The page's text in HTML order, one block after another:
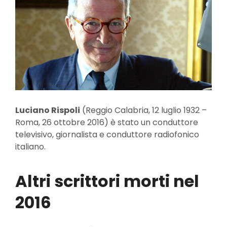
Luciano Rispoli (Reggio Calabria, 12 luglio 1932 –
Roma, 26 ottobre 2016) è stato un conduttore
televisivo, giornalista e conduttore radiofonico
italiano.
Altri scrittori morti nel
2016